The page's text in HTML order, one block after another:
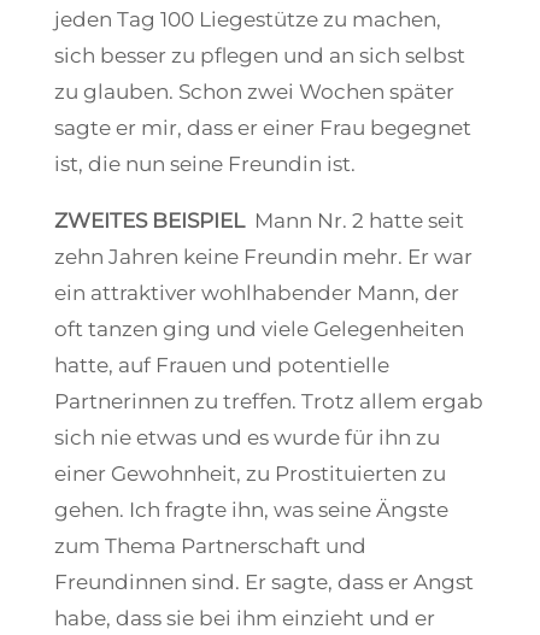
jeden Tag 100 Liegestütze zu machen,
sich besser zu pflegen und an sich selbst
zu glauben. Schon zwei Wochen später
sagte er mir, dass er einer Frau begegnet
ist, die nun seine Freundin ist.
ZWEITES BEISPIELMann Nr. 2 hatte seit
zehn Jahren keine Freundin mehr. Er war
ein attraktiver wohlhabender Mann, der
oft tanzen ging und viele Gelegenheiten
hatte, auf Frauen und potentielle
Partnerinnen zu treffen. Trotz allem ergab
sich nie etwas und es wurde für ihn zu
einer Gewohnheit, zu Prostituierten zu
gehen. Ich fragte ihn, was seine Ängste
zum Thema Partnerschaft und
Freundinnen sind. Er sagte, dass er Angst
habe, dass sie bei ihm einzieht und er